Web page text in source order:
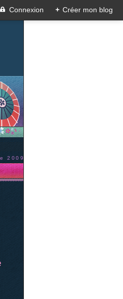
Connexion + Créer mon blog
2009